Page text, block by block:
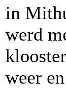
in
werd
weer